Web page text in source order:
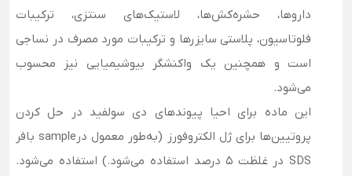
داروها، حشره‌کش‌ها، لاستیک‌های سنتزی، ترکیبات
فلوتاسیون، پلاستی سایزرها و ترکیبات مورد مصرف در نساجی
است و همچنین یک واکنشگر بیوشیمیایی نیز محسوب
می‌شود.
این ماده برای احیا پیوندهای دی سولفید در حل کردن
پروتیین‌ها برای ژل الکتروفورز (به‌طور معمول درsample بافر
SDS در غلظت ۵ درصد استفاده می‌شود.) استفاده می‌شود.